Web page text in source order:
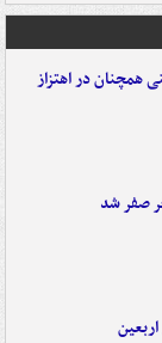
همچنان در اهتزاز
صفر شد